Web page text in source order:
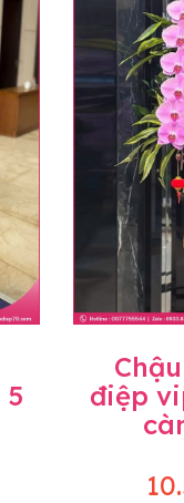
điệp